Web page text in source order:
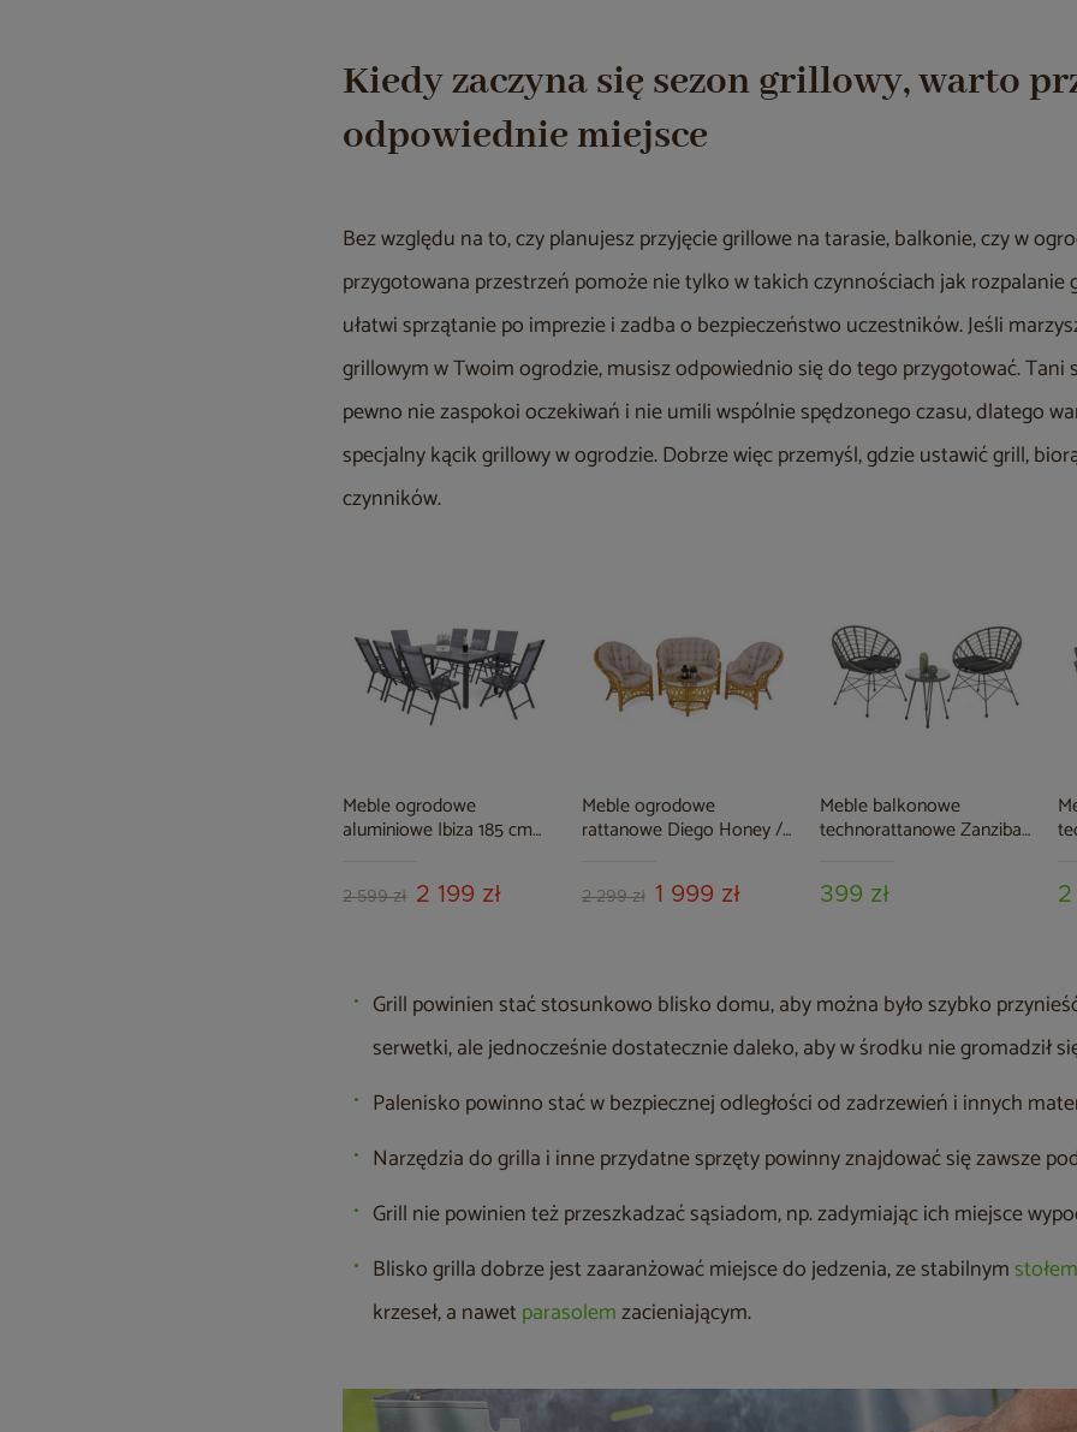
Kiedy zaczyna się sezon grillowy, warto
odpowiednie miejsce
Bez względu na to, czy planujesz przyjęcie grillowe na tarasie, balkonie, czy w
przygotowana przestrzeń pomoże nie tylko w takich czynnościach jak rozpalanie
ułatwi sprzątanie po imprezie i zadba o bezpieczeństwo uczestników. Jeśli
grillowym w Twoim ogrodzie, musisz odpowiednio się do tego przygotować. Tani
pewno nie zaspokoi oczekiwań i nie umili wspólnie spędzonego czasu, dlatego
specjalny kącik grillowy w ogrodzie. Dobrze więc przemyśl, gdzie ustawić grill,
czynników.
Meble ogrodowe
aluminiowe Ibiza 185 cm
2 599 zł 2 199 zł
Meble ogrodowe
rattanowe Diego Honey /
2 299 zł 1 999 zł
Meble balkonowe
technorattanowe Zanzibar
399 zł 2
Grill powinien stać stosunkowo blisko domu, aby można było szybko
serwetki, ale jednocześnie dostatecznie daleko, aby w środku nie gromadził
Palenisko powinno stać w bezpiecznej odległości od zadrzewień i innych
Narzędzia do grilla i inne przydatne sprzęty powinny znajdować się zawsze
Grill nie powinien też przeszkadzać sąsiadom, np. zadymiając ich miejsce
Blisko grilla dobrze jest zaaranżować miejsce do jedzenia, ze stabilnym
krzeseł, a nawet parasolemzacieniającym.